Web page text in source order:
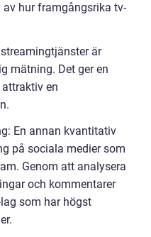
hur framgångsrika tv-
är
mätning. Det ger en
en
En annan kvantitativ
på sociala medier som
Genom att analysera
och kommentarer
som har högst